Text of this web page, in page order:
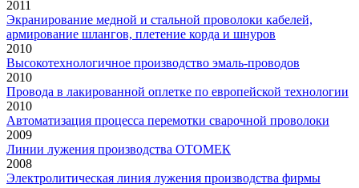
2011
Экранирование медной и стальной проволоки кабелей,
армирование шлангов, плетение корда и шнуров
2010
Высокотехнологичное производство эмаль-проводов
2010
Провода в лакированной оплетке по европейской технологии
2010
Автоматизация процесса перемотки сварочной проволоки
2009
Линии лужения производства ОТОМЕК
2008
Электролитическая линия лужения производства фирмы